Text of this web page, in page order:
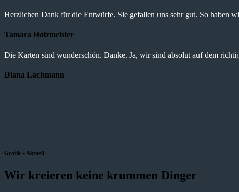
Herzlichen Dank für die Entwürfe. Sie gefallen uns sehr gut. So haben
Tamara Holzmeister
Die Karten sind wunderschön. Danke. Ja, wir sind absolut auf dem
Diana Lachmann
Grafik – Aktuell
Wir kreieren keine krummen Dinger